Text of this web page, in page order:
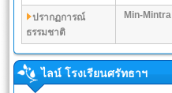
ปรากฏการณ์
ธรรมชาติ
Min-Mintra
ไลน์ โรงเรียนศรัทธาฯ